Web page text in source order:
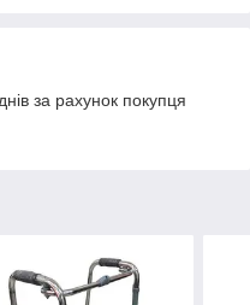
за рахунок покупця